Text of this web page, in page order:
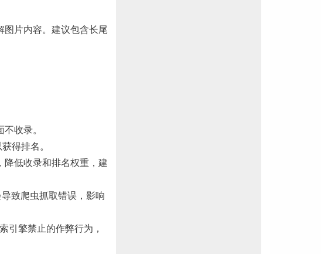
图片内容。建议包含长尾
收录。
得排名。
降低收录和排名权重，建
致爬虫抓取错误，影响
引擎禁止的作弊行为，